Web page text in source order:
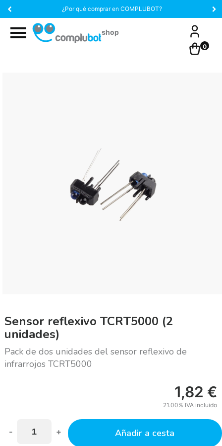
¿Por qué comprar en COMPLUBOT?
0
Sensor reflexivo TCRT5000 (2
unidades)
Pack de dos unidades del sensor reflexivo de
infrarrojos TCRT5000
1,82 €
21.00% IVA incluido
- + Añadir a cesta